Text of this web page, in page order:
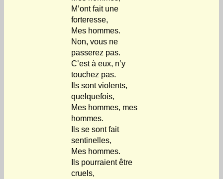
M’ont fait une
forteresse,
Mes hommes.
Non, vous ne
passerez pas.
C’est à eux, n’y
touchez pas.
Ils sont violents,
quelquefois,
Mes hommes, mes
hommes.
Ils se sont fait
sentinelles,
Mes hommes.
Ils pourraient être
cruels,